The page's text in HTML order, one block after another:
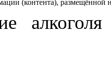
(контента), размещённой